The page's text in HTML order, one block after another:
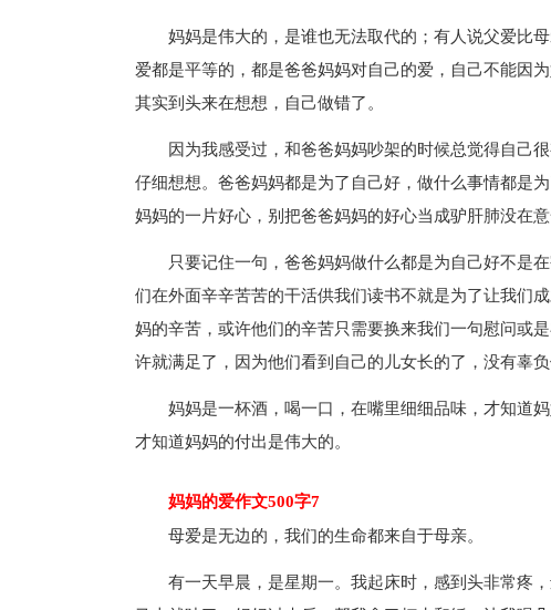
妈妈是伟大的，是谁也无法取代的；有人说父爱比母
爱都是平等的，都是爸爸妈妈对自己的爱，自己不能因
其实到头来在想想，自己做错了。
因为我感受过，和爸爸妈妈吵架的时候总觉得自己很
仔细想想。爸爸妈妈都是为了自己好，做什么事情都是
妈妈的一片好心，别把爸爸妈妈的好心当成驴肝肺没在意
只要记住一句，爸爸妈妈做什么都是为自己好不是在
们在外面辛辛苦苦的干活供我们读书不就是为了让我们
妈的辛苦，或许他们的辛苦只需要换来我们一句慰问或
许就满足了，因为他们看到自己的儿女长的了，没有辜负
妈妈是一杯酒，喝一口，在嘴里细细品味，才知道妈
才知道妈妈的付出是伟大的。
妈妈的爱作文500字7
母爱是无边的，我们的生命都来自于母亲。
有一天早晨，是星期一。我起床时，感到头非常疼，